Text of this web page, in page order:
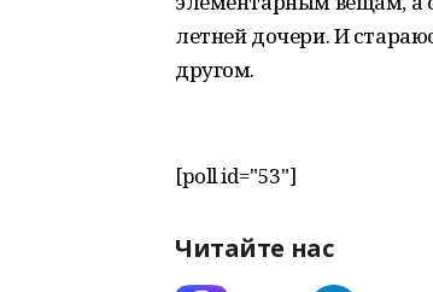
летней дочери. И
другом.
[poll id="53"]
Читайте нас